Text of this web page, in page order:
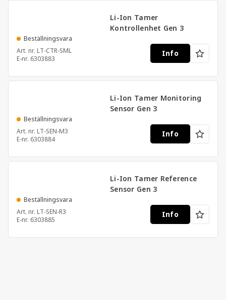
Li-Ion Tamer
Kontrollenhet Gen 3
Beställningsvara
Art. nr. LT-CTR-SML
E-nr. 6303883
Info
Li-Ion Tamer Monitoring
Sensor Gen 3
Beställningsvara
Art. nr. LT-SEN-M3
E-nr. 6303884
Info
Li-Ion Tamer Reference
Sensor Gen 3
Beställningsvara
Art. nr. LT-SEN-R3
E-nr. 6303885
Info